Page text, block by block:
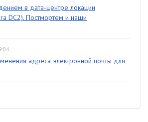
в дата-центре локации
DC2). Постмортем и наши
адреса электронной почты для